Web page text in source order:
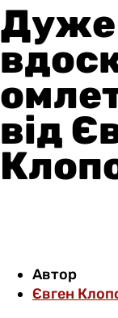
Дуже
від
Автор
Євген